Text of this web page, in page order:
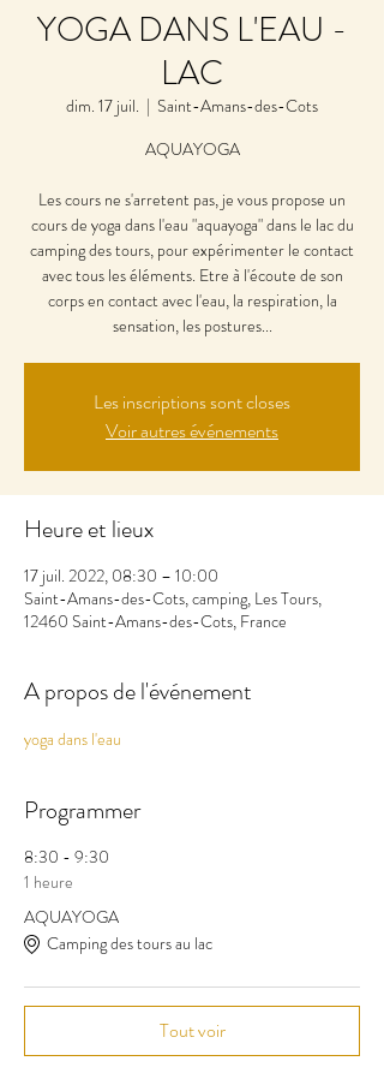
YOGA DANS L'EAU -
LAC
dim. 17 juil.
  |
Saint-Amans-des-Cots
AQUAYOGA
Les cours ne s'arretent pas, je vous propose un
cours de yoga dans l'eau "aquayoga" dans le lac du
camping des tours, pour expérimenter le contact
avec tous les éléments. Etre à l'écoute de son
corps en contact avec l'eau, la respiration, la
sensation, les postures...
Les inscriptions sont closes
Voir autres événements
Heure et lieux
17 juil. 2022, 08:30 – 10:00
Saint-Amans-des-Cots, camping, Les Tours,
12460 Saint-Amans-des-Cots, France
A propos de l'événement
yoga dans l'eau
Programmer
8:30 - 9:30
1 heure
AQUAYOGA
Camping des tours au lac
Tout voir